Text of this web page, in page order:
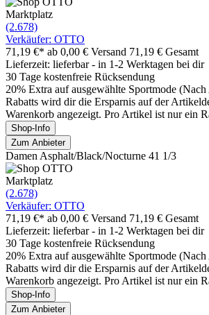
Marktplatz
(2.678)
Verkäufer: OTTO
71,19 €* ab 0,00 € Versand 71,19 € Gesamt
Lieferzeit: lieferbar - in 1-2 Werktagen bei dir
30 Tage kostenfreie Rücksendung
20% Extra auf ausgewählte Sportmode
Rabatts wird dir die Ersparnis auf der
Warenkorb angezeigt. Pro Artikel ist nur ein
Shop-Info
Zum Anbieter
Damen Asphalt/Black/Nocturne 41 1/3
Marktplatz
(2.678)
Verkäufer: OTTO
71,19 €* ab 0,00 € Versand 71,19 € Gesamt
Lieferzeit: lieferbar - in 1-2 Werktagen bei dir
30 Tage kostenfreie Rücksendung
20% Extra auf ausgewählte Sportmode
Rabatts wird dir die Ersparnis auf der
Warenkorb angezeigt. Pro Artikel ist nur ein
Shop-Info
Zum Anbieter